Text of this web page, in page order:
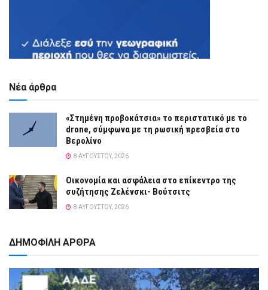
Νέα άρθρα
«Στημένη προβοκάτσια» το περιστατικό με το
drone, σύμφωνα με τη ρωσική πρεσβεία στο
Βερολίνο
8 ΑΥΓΟΎΣΤΟΥ, 2026
Οικονομία και ασφάλεια στο επίκεντρο της
συζήτησης Ζελένσκι- Βούτσιτς
8 ΑΥΓΟΎΣΤΟΥ, 2026
ΔΗΜΟΦΙΛΗ ΑΡΘΡΑ